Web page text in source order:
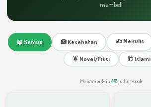
membeli
📖 Semua 🏥 Kesehatan ✍️ Menulis
🌟 Novel/Fiksi 🕌 Islami
Menampilkan47 judul ebook